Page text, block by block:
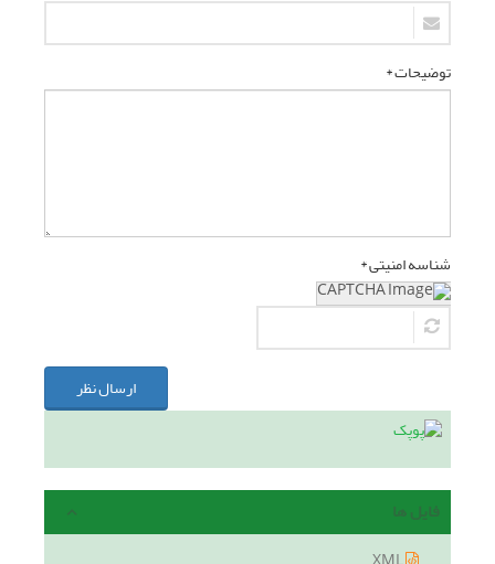
توضیحات *
شناسه امنیتی *
ارسال نظر
فایل ها